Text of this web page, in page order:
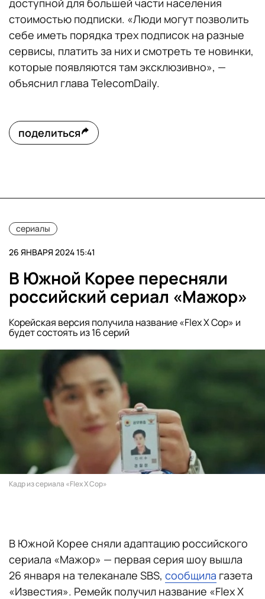
доступной для большей части населения
стоимостью подписки. «Люди могут позволить
себе иметь порядка трех подписок на разные
сервисы, платить за них и смотреть те новинки,
которые появляются там эксклюзивно», —
объяснил глава TelecomDaily.
поделиться
сериалы
26 ЯНВАРЯ 2024 15:41
В Южной Корее пересняли
российский сериал «Мажор»
Корейская версия получила название «Flex X Cop» и
будет состоять из 16 серий
Кадр из сериала «Flex X Cop»
В Южной Корее сняли адаптацию российского
сериала «Мажор» — первая серия шоу вышла
26 января на телеканале SBS, сообщила газета
«Известия». Ремейк получил название «Flex X